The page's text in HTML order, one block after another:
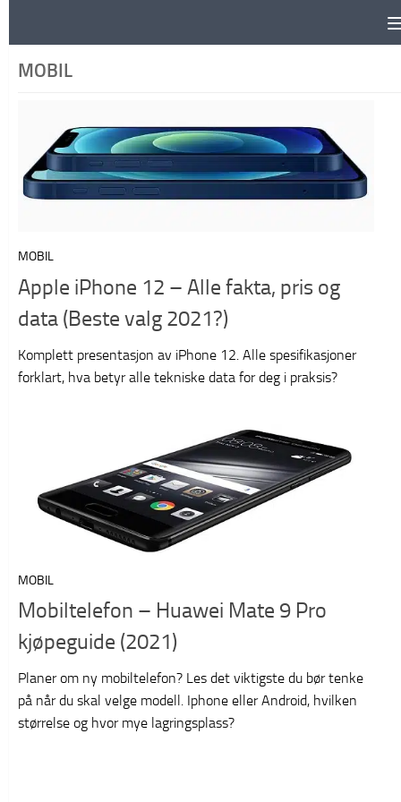
MOBIL
MOBIL
Apple iPhone 12 – Alle fakta, pris og
data (Beste valg 2021?)
Komplett presentasjon av iPhone 12. Alle spesifikasjoner
forklart, hva betyr alle tekniske data for deg i praksis?
MOBIL
Mobiltelefon – Huawei Mate 9 Pro
kjøpeguide (2021)
Planer om ny mobiltelefon? Les det viktigste du bør tenke
på når du skal velge modell. Iphone eller Android, hvilken
størrelse og hvor mye lagringsplass?